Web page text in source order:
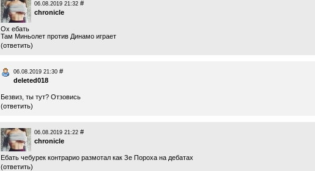
06.08.2019 21:32 #
chronicle
Ох ебать
Там Миньолет против Динамо играет
(ответить)
06.08.2019 21:30 #
deleted018
Безвиз, ты тут? Отзовись
(ответить)
06.08.2019 21:22 #
chronicle
Ебать чебурек контрарио размотал как Зе Пороха на дебатах
(ответить)